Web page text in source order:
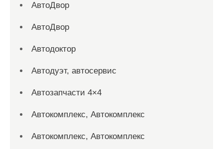
АвтоДвор
АвтоДвор
Автодоктор
Автодуэт, автосервис
Автозапчасти 4×4
Автокомплекс, Автокомплекс
Автокомплекс, Автокомплекс